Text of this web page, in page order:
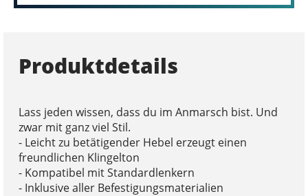
Produktdetails
Lass jeden wissen, dass du im Anmarsch bist. Und
zwar mit ganz viel Stil.
- Leicht zu betätigender Hebel erzeugt einen
freundlichen Klingelton
- Kompatibel mit Standardlenkern
- Inklusive aller Befestigungsmaterialien